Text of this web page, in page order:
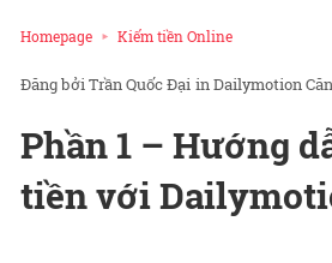
Homepage Kiếm tiền Online
Trần Quốc Đại inDailymotion
Phần 1 – Hướng
tiền với